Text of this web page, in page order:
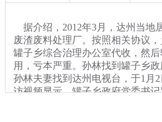
据介绍，2012年3月，达州当地
废渣废料处理厂。按照相关协议
罐子乡综合治理办公室代收，然
用，亏本严重。孙林找到罐子乡
孙林夫妻找到达州电视台，于1月
访视频显示，罐子乡政府党委书